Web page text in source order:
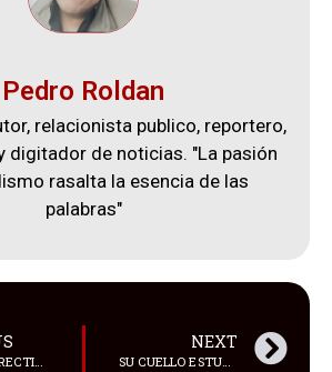
Pedro Roldan
relacionista publico, reportero,
digitador de noticias. "La pasión
rasalta la esencia de las
palabras"
THE RESURRECTION OF THE CHRIST
NEXT
SU CUELLO ESTUVIERA DOBLADO 90°